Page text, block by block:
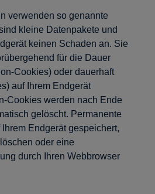
verwenden so genannte
kleine Datenpakete und
keinen Schaden an. Sie
für die Dauer
Cookies) oder dauerhaft
auf Ihrem Endgerät
Cookies werden nach Ende
gelöscht. Permanente
Endgerät gespeichert,
oder eine
durch Ihren Webbrowser